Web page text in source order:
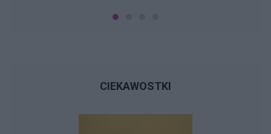
CIEKAWOSTKI